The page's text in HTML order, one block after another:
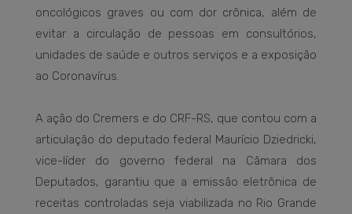
oncológicos graves ou com dor crônica, além de
evitar a circulação de pessoas em consultórios,
unidades de saúde e outros serviços e a exposição
ao Coronavírus.
A ação do Cremers e do CRF-RS, que contou com a
articulação do deputado federal Maurício Dziedricki,
vice-líder do governo federal na Câmara dos
Deputados, garantiu que a emissão eletrônica de
receitas controladas seja viabilizada no Rio Grande